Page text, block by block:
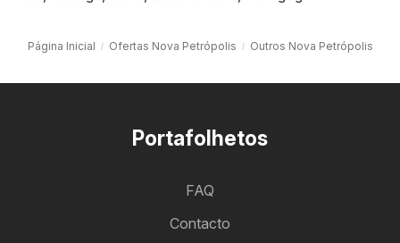
Página Inicial Ofertas Nova Petrópolis Outros Nova Petrópolis
Portafolhetos
FAQ
Contacto